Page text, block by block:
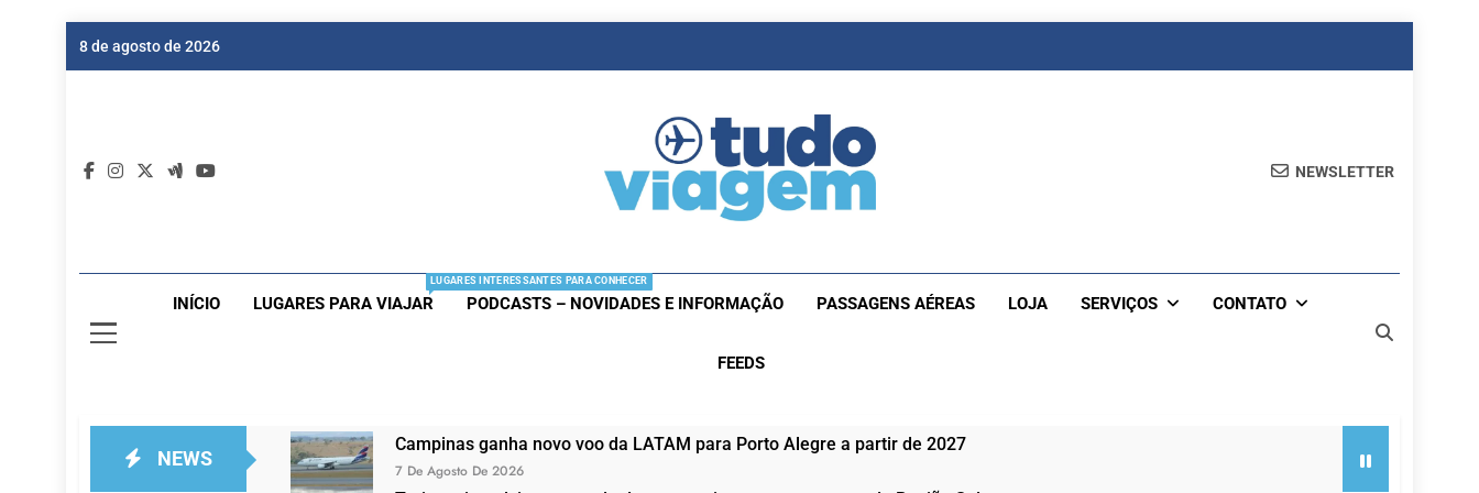
8 de agosto de 2026
NEWSLETTER
INÍCIO LUGARES PARA VIAJAR
LUGARES INTERESSANTES PARA CONHECER
PODCASTS – NOVIDADES E INFORMAÇÃO PASSAGENS AÉREAS LOJA SERVIÇOS CONTATO
FEEDS
NEWS
Campinas ganha novo voo da LATAM para Porto Alegre a partir de 2027
7 De Agosto De 2026